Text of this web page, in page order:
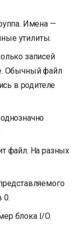
Имена —
утилиты.
записей
Обычный файл
в родителе
однозначно
файл. На разных
0.
блока I/O.